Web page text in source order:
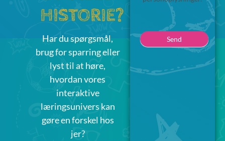
HISTORIE?
Har du spørgsmål,
brug for sparring eller
lyst til at høre,
hvordan vores
interaktive
læringsunivers kan
gøre en forskel hos
jer?
Send